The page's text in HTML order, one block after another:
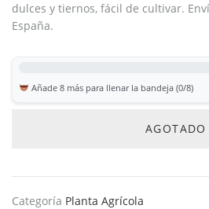
dulces y tiernos, fácil de cultivar.
España.
Añade 8 más para llenar la bandeja (0/8)
AGOTADO
Categoría Planta Agrícola